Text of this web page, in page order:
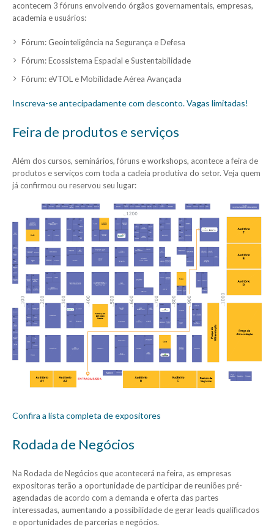
acontecem 3 fóruns envolvendo órgãos governamentais, empresas,
academia e usuários:
Fórum: Geointeligência na Segurança e Defesa
Fórum: Ecossistema Espacial e Sustentabilidade
Fórum: eVTOL e Mobilidade Aérea Avançada
Inscreva-se antecipadamente com desconto. Vagas limitadas!
Feira de produtos e serviços
Além dos cursos, seminários, fóruns e workshops, acontece a feira de
produtos e serviços com toda a cadeia produtiva do setor. Veja quem
já confirmou ou reservou seu lugar:
Confira a lista completa de expositores
Rodada de Negócios
Na Rodada de Negócios que acontecerá na feira, as empresas
expositoras terão a oportunidade de participar de reuniões pré-
agendadas de acordo com a demanda e oferta das partes
interessadas, aumentando a possibilidade de gerar leads qualificados
e oportunidades de parcerias e negócios.